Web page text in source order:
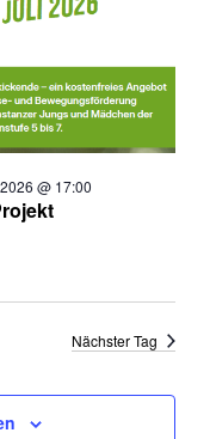
@ 17:00
Nächster Tag